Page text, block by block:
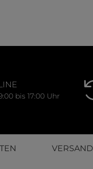
bis 17:00 Uhr